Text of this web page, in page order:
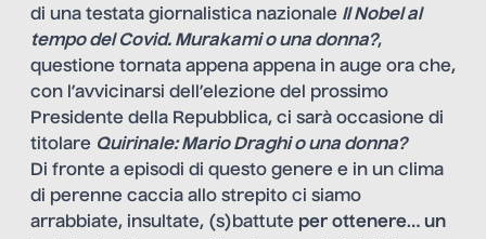
di una testata giornalistica nazionale Il Nobel al
tempo del Covid. Murakami o una donna?,
questione tornata appena appena in auge ora che,
con l’avvicinarsi dell’elezione del prossimo
Presidente della Repubblica, ci sarà occasione di
titolare Quirinale: Mario Draghi o una donna?
Di fronte a episodi di questo genere e in un clima
di perenne caccia allo strepito ci siamo
arrabbiate, insultate, (s)battute per ottenere… un